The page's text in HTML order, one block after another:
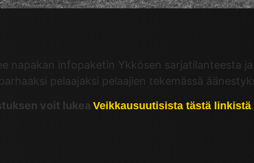
napakan infopaketin Ykkösen sarjatilanteesta
pelaajaksi pelaajien tekemässä
voit lukea Veikkausuutisista tästä linkistä.